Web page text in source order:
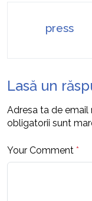
press
Lasă un
Adresa ta de email
obligatorii sunt
Your Comment *